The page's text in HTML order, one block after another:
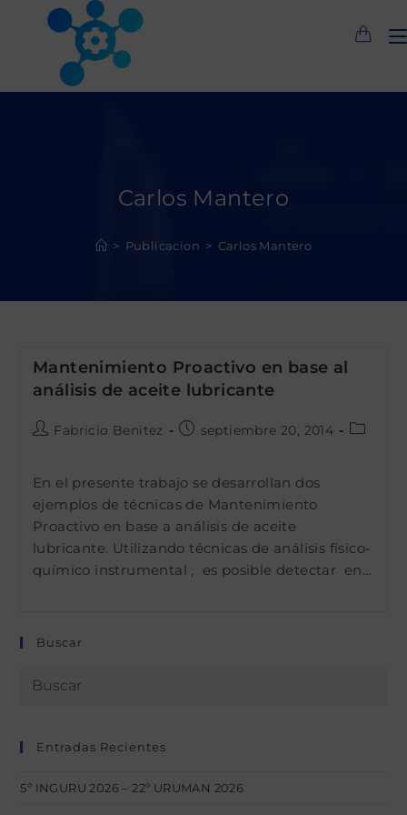
Carlos Mantero
> Publicacion > Carlos Mantero
Mantenimiento Proactivo en base al
análisis de aceite lubricante
Autor
entrada:
Fabricio Benitez
Publicación
entrada:
septiembre 20, 2014
En el presente trabajo se desarrollan dos
ejemplos de técnicas de Mantenimiento
Proactivo en base a análisis de aceite
lubricante. Utilizando técnicas de análisis físico-
químico instrumental , es posible detectar en…
Buscar
Entradas Recientes
5º INGURU 2026 – 22º URUMAN 2026